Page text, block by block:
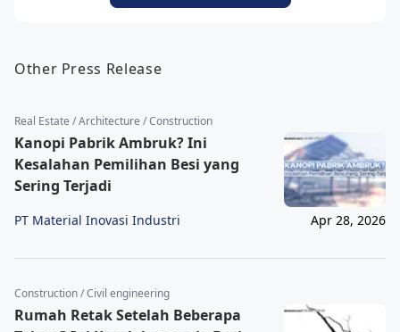
Other Press Release
Real Estate / Architecture / Construction
Kanopi Pabrik Ambruk? Ini
Kesalahan Pemilihan Besi yang
Sering Terjadi
PT Material Inovasi Industri Apr 28, 2026
Construction / Civil engineering
Rumah Retak Setelah Beberapa